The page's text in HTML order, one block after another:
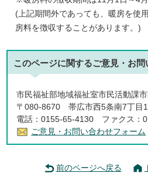
(上記期間外であっても、暖房を使
房料を徴収することがあります。)
このページに関するご意見・お問
市民福祉部地域福祉室市民活動課
〒080-8670 帯広市西5条南7丁目
電話：0155-65-4130 ファクス：
ご意見・お問い合わせフォーム
前のページへ戻る